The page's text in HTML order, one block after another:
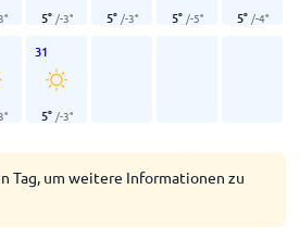
° 5° /-3° 5° /-3° 5° /-5° 5° /-4°
°
31
5° /-3°
Tag, um weitere Informationen zu